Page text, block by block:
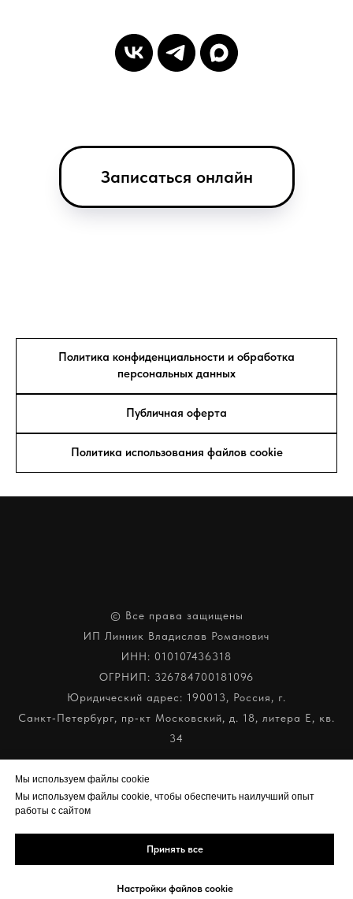
Записаться онлайн
Политика конфиденциальности и обработка
персональных данных
Публичная оферта
Политика использования файлов cookie
© Все права защищены
ИП Линник Владислав Романович
ИНН: 010107436318
ОГРНИП: 326784700181096
Юридический адрес: 190013, Россия, г.
Санкт‑Петербург, пр‑кт Московский, д. 18, литера Е, кв.
34
e-mail: LINNIK@VR-LINNIK.RU
Мы используем файлы cookie
Мы используем файлы cookie, чтобы обеспечить наилучший опыт
работы с сайтом
Принять все
Настройки файлов cookie
Made on Tilda